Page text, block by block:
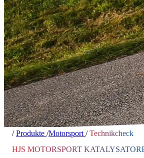
/Produkte /Motorsport /Technikcheck
HJS MOTORSPORT